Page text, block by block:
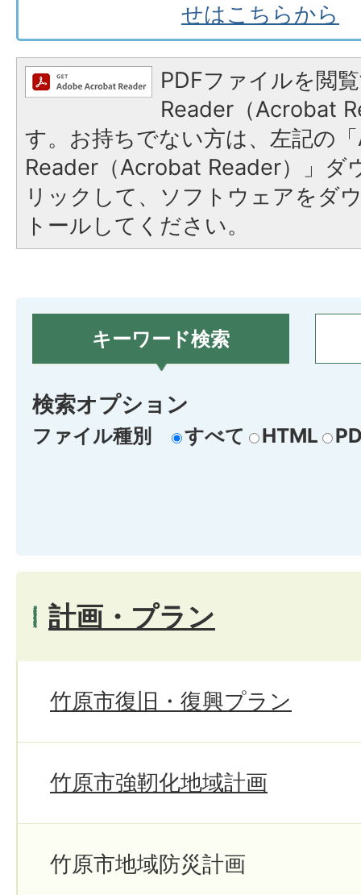
せはこちらから
PDFファイルを閲
Reader（Acrobat
す。お持ちでない方は、左記の
Reader（Acrobat Reader）」ダ
リックして、ソフトウェアをダ
トールしてください。
キーワード検索
検索オプション
ファイル種別 すべて HTML
計画・プラン
竹原市復旧・復興プラン
竹原市強靭化地域計画
竹原市地域防災計画